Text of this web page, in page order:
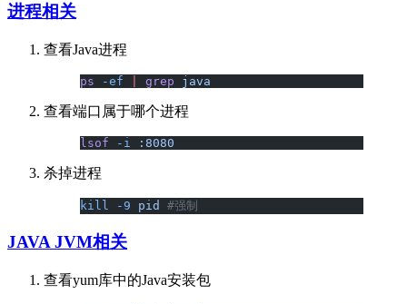
进程相关
查看Java进程
ps -ef grep java
查看端口属于哪个进程
lsof -i :8080
杀掉进程
kill -9 pid #强制
JAVA JVM相关
查看yum库中的Java安装包